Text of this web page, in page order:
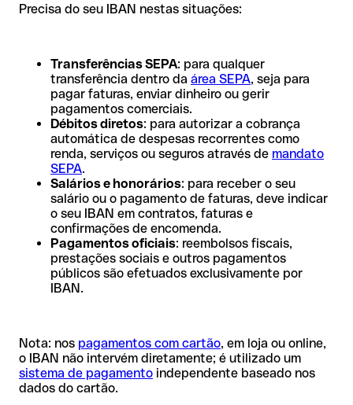
Precisa do seu IBAN nestas situações:
Transferências SEPA: para qualquer
transferência dentro da área SEPA, seja para
pagar faturas, enviar dinheiro ou gerir
pagamentos comerciais.
Débitos diretos: para autorizar a cobrança
automática de despesas recorrentes como
renda, serviços ou seguros através de mandato
SEPA.
Salários e honorários: para receber o seu
salário ou o pagamento de faturas, deve indicar
o seu IBAN em contratos, faturas e
confirmações de encomenda.
Pagamentos oficiais: reembolsos fiscais,
prestações sociais e outros pagamentos
públicos são efetuados exclusivamente por
IBAN.
Nota: nos pagamentos com cartão, em loja ou online,
o IBAN não intervém diretamente; é utilizado um
sistema de pagamento independente baseado nos
dados do cartão.